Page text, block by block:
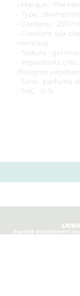
• Marque : The
• Type :
• Contenu : 250 ml
• Convient aux
normaux
• Texture : gel
• Ingrédients clés
d'origine
• Sans : parfums
• THC : 0 %
Expédié discrètement